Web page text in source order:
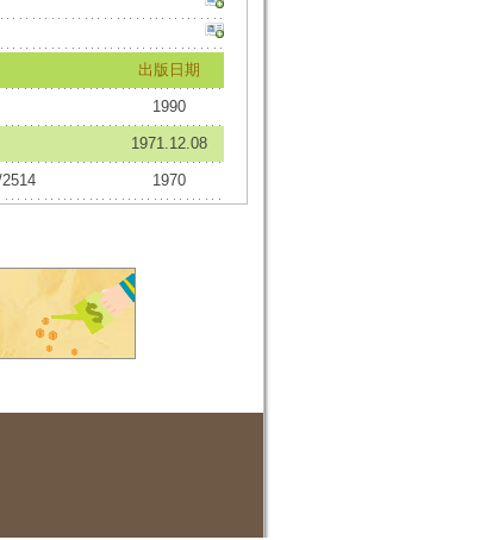
出版日期
1990
1971.12.08
1970